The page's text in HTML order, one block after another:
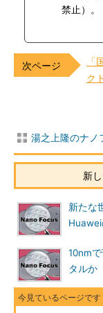
禁止）。
クト
湯之上隆のナノ
新
新たな
10nm
タルか